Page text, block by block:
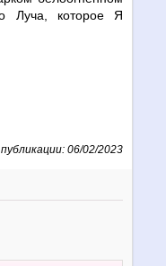
Луча, которое Я
06/02/2023